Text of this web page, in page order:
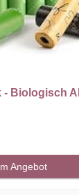
- Biologisch
Angebot